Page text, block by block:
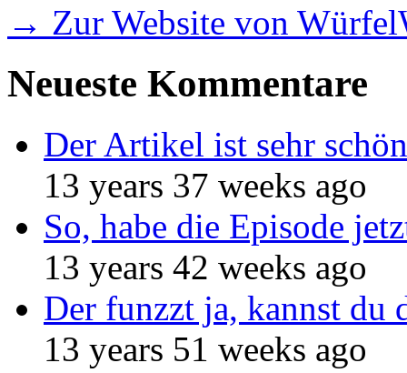
→ Zur Website von
Neueste Kommentare
Der Artikel ist sehr schön
13 years 37 weeks ago
So, habe die Episode
13 years 42 weeks ago
Der funzzt ja, kannst du
13 years 51 weeks ago